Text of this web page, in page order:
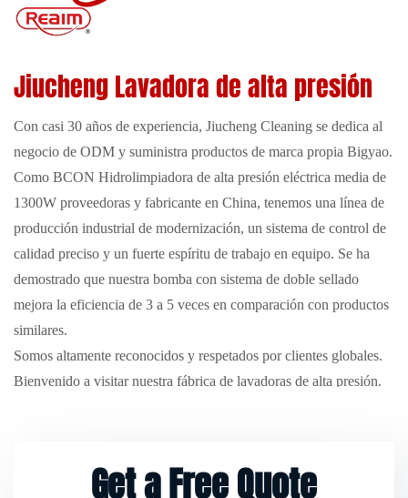
Jiucheng Lavadora de alta presión
Con casi 30 años de experiencia, Jiucheng Cleaning se dedica al
negocio de ODM y suministra productos de marca propia Bigyao.
Como BCON Hidrolimpiadora de alta presión eléctrica media de
1300W proveedoras y fabricante en China, tenemos una línea de
producción industrial de modernización, un sistema de control de
calidad preciso y un fuerte espíritu de trabajo en equipo. Se ha
demostrado que nuestra bomba con sistema de doble sellado
mejora la eficiencia de 3 a 5 veces en comparación con productos
similares.
Somos altamente reconocidos y respetados por clientes globales.
Bienvenido a visitar nuestra fábrica de lavadoras de alta presión.
de alta presión eléctrica media de 1300W
directo de nosotros para
Get a Free Quote